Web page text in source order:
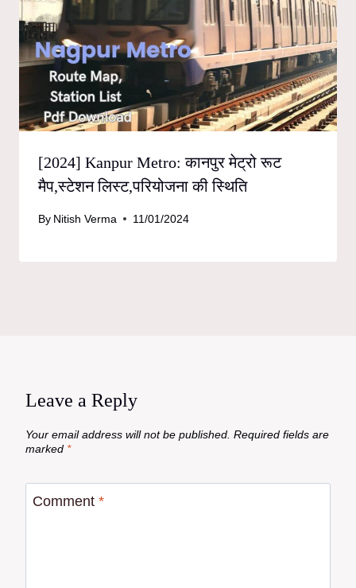
[2024] Kanpur Metro: कानपुर मेट्रो रूट
मैप,स्टेशन लिस्ट,परियोजना की स्थिति
By Nitish Verma 11/01/2024
Leave a Reply
Your email address will not be published. Required fields are
marked *
Comment *